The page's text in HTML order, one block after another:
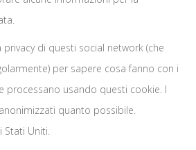
privacy di questi social network (che
per sapere cosa fanno con i
processano usando questi cookie. I
quanto possibile.
Stati Uniti.